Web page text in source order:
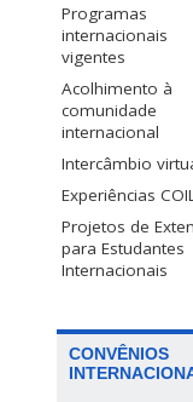
Programas
internacionais
vigentes
Acolhimento à
comunidade
internacional
Intercâmbio
Experiências
Projetos de
para Estudantes
Internacionais
CONVÊNIOS